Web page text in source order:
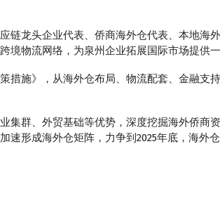
龙头企业代表、侨商海外仓代表、本地海外
物流网络，为泉州企业拓展国际市场提供一
施》，从海外仓布局、物流配套、金融支
群、外贸基础等优势，深度挖掘海外侨商
速形成海外仓矩阵，力争到2025年底，海外